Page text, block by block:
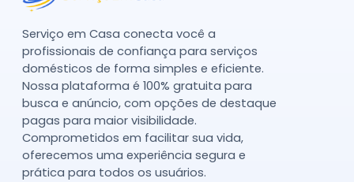
Serviço em Casa conecta você a
profissionais de confiança para serviços
domésticos de forma simples e eficiente.
Nossa plataforma é 100% gratuita para
busca e anúncio, com opções de destaque
pagas para maior visibilidade.
Comprometidos em facilitar sua vida,
oferecemos uma experiência segura e
prática para todos os usuários.